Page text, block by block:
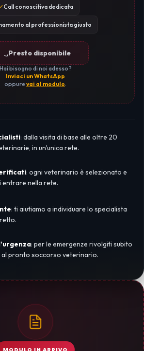
Call conoscitiva dedicata
al professionista giusto
Presto disponibile
Hai bisogno di noi adesso?
Inviaci un WhatsApp
oppurevai al modulo.
: dalla visita di base alle oltre 20
in un'unica rete.
: ogni veterinario è selezionato e
entrare nella rete.
: ti aiutiamo a individuare lo specialista
: per le emergenze rivolgiti subito
pronto soccorso veterinario.